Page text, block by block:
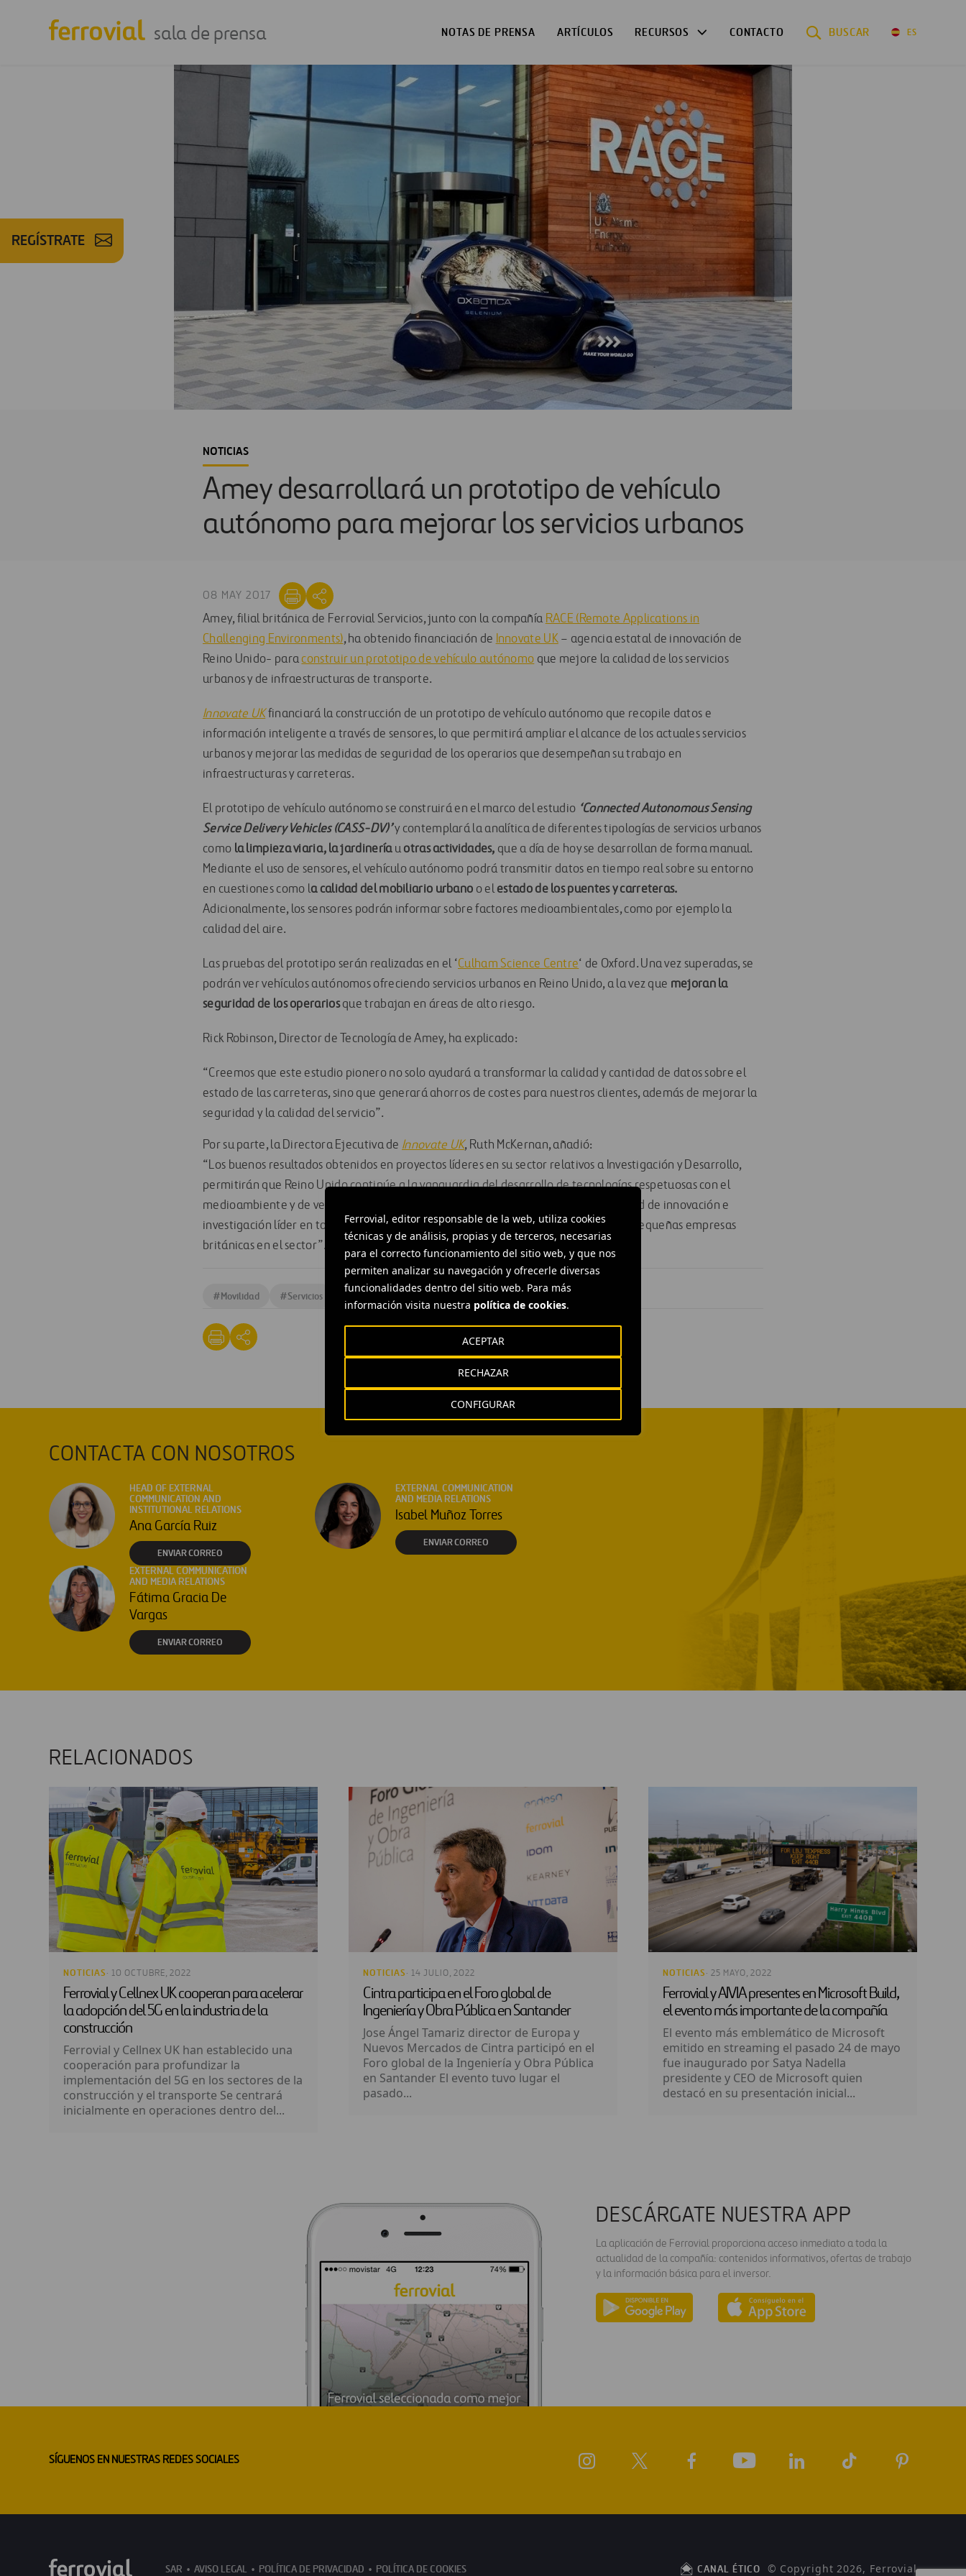
Ferrovial, editor responsable de la web, utiliza cookies
técnicas y de análisis, propias y de terceros, necesarias
para el correcto funcionamiento del sitio web, y que nos
permiten analizar su navegación y ofrecerle diversas
funcionalidades dentro del sitio web. Para más
información visita nuestra política de cookies.
CONFIGURAR
RECHAZAR
ACEPTAR
sala de prensa NOTAS DE PRENSA ARTÍCULOS RECURSOS CONTACTO BUSCAR ES
REGÍSTRATE
NOTICIAS
Amey desarrollará un prototipo de vehículo
autónomo para mejorar los servicios urbanos
08 MAY 2017
Amey, filial británica de Ferrovial Servicios, junto con la compañía RACE (Remote Applications in
Challenging Environments), ha obtenido financiación de Innovate UK– agencia estatal de innovación de
Reino Unido- paraconstruir un prototipo de vehículo autónomo que mejore la calidad de los servicios
urbanos y de infraestructuras de transporte.
Innovate UKfinanciará la construcción de un prototipo de vehículo autónomo que recopile datos e
información inteligente a través de sensores, lo que permitirá ampliar el alcance de los actuales servicios
urbanos y mejorar las medidas de seguridad de los operarios que desempeñan su trabajo en
infraestructuras y carreteras.
El prototipo de vehículo autónomo se construirá en el marco del estudio ‘Connected Autonomous Sensing
Service Delivery Vehicles (CASS-DV)’y contemplará la analítica de diferentes tipologías de servicios urbanos
como la limpieza viaria, la jardineríau otras actividades, que a día de hoy se desarrollan de forma manual.
Mediante el uso de sensores, el vehículo autónomo podrá transmitir datos en tiempo real sobre su entorno
en cuestiones como la calidad del mobiliario urbano o elestado de los puentes y carreteras.
Adicionalmente, los sensores podrán informar sobre factores medioambientales, como por ejemplo la
calidad del aire.
Las pruebas del prototipo serán realizadas en el ‘Culham Science Centre‘ de Oxford. Una vez superadas, se
podrán ver vehículos autónomos ofreciendo servicios urbanos en Reino Unido, a la vez que mejoran la
seguridad de los operariosque trabajan en áreas de alto riesgo.
Rick Robinson, Director de Tecnología de Amey, ha explicado:
“Creemos que este estudio pionero no solo ayudará a transformar la calidad y cantidad de datos sobre el
estado de las carreteras, sino que generará ahorros de costes para nuestros clientes, además de mejorar la
seguridad y la calidad del servicio”.
Por su parte, la Directora Ejecutiva de Innovate UK, Ruth McKernan, añadió:
“Los buenos resultados obtenidos en proyectos líderes en su sector relativos a Investigación y Desarrollo,
permitirán que Reino Unido continúe a la vanguardia del desarrollo de tecnologías respetuosas con el
medioambiente y de vehículos autónomos y conectados, apoyándose en su capacidad de innovación e
investigación líder en todo el mundo, y en la significativa fortaleza de las grandes y pequeñas empresas
británicas en el sector”.
#Movilidad #Servicios
CONTACTA CON NOSOTROS
HEAD OF EXTERNAL
COMMUNICATION AND
INSTITUTIONAL RELATIONS
Ana García Ruiz
ENVIAR CORREO
EXTERNAL COMMUNICATION
AND MEDIA RELATIONS
Isabel Muñoz Torres
ENVIAR CORREO
EXTERNAL COMMUNICATION
AND MEDIA RELATIONS
Fátima Gracia De
Vargas
ENVIAR CORREO
RELACIONADOS
NOTICIAS · 10 OCTUBRE, 2022
Ferrovial y Cellnex UK cooperan para acelerar
la adopción del 5G en la industria de la
construcción
Ferrovial y Cellnex UK han establecido una
cooperación para profundizar la
implementación del 5G en los sectores de la
construcción y el transporte Se centrará
inicialmente en operaciones dentro del...
NOTICIAS · 14 JULIO, 2022
Cintra participa en el Foro global de
Ingeniería y Obra Pública en Santander
Jose Ángel Tamariz director de Europa y
Nuevos Mercados de Cintra participó en el
Foro global de la Ingeniería y Obra Pública
en Santander El evento tuvo lugar el
pasado...
NOTICIAS · 25 MAYO, 2022
Ferrovial y AIVIA presentes en Microsoft Build,
el evento más importante de la compañía
El evento más emblemático de Microsoft
emitido en streaming el pasado 24 de mayo
fue inaugurado por Satya Nadella
presidente y CEO de Microsoft quien
destacó en su presentación inicial...
DESCÁRGATE NUESTRA APP
La aplicación de Ferrovial proporciona acceso inmediato a toda la
actualidad de la compañía: contenidos informativos, ofertas de trabajo
y la información básica para el inversor.
SÍGUENOS EN NUESTRAS REDES SOCIALES
SAR AVISO LEGAL POLÍTICA DE PRIVACIDAD POLÍTICA DE COOKIES CANAL ÉTICO © Copyright 2026, Ferrovial